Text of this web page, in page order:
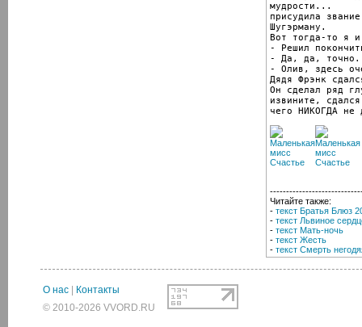
мудрости...
присудила
Шугэрману.
Вот тогда-то я
- Решил
- Да, да, точно.
- Олив, здесь
Дядя Фрэнк
Он сделал ряд
извините,
чего НИКОГДА не
Читайте также:
- текст Братья Блюз
- текст Львиное
- текст Мать-ночь
- текст Жесть
- текст Смерть
О нас
Контакты
© 2010-2026 VVORD.RU